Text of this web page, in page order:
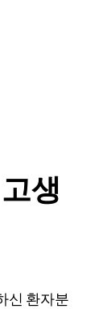
생
신 환자분